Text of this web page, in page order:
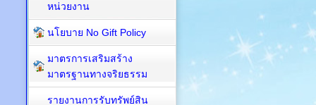
หน่วยงาน
นโยบาย No Gift Policy
มาตรการเสริมสร้าง
มาตรฐานทางจริยธรรม
รายงานการรับทรัพย์สิน